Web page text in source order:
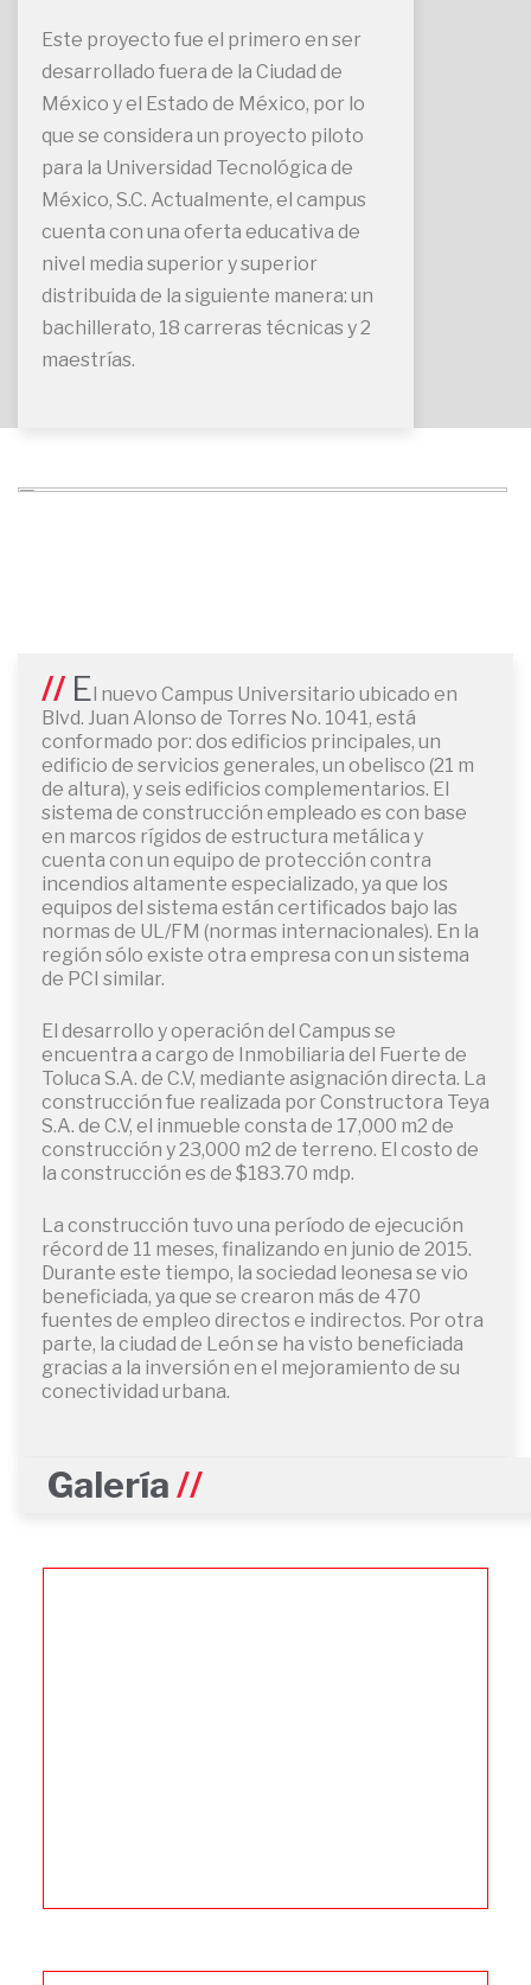
Este proyecto fue el primero en ser
desarrollado fuera de la Ciudad de
México y el Estado de México, por lo
que se considera un proyecto piloto
para la Universidad Tecnológica de
México, S.C. Actualmente, el campus
cuenta con una oferta educativa de
nivel media superior y superior
distribuida de la siguiente manera: un
bachillerato, 18 carreras técnicas y 2
maestrías.
El nuevo Campus Universitario ubicado en
Blvd. Juan Alonso de Torres No. 1041, está
conformado por: dos edificios principales, un
edificio de servicios generales, un obelisco (21 m
de altura), y seis edificios complementarios. El
sistema de construcción empleado es con base
en marcos rígidos de estructura metálica y
cuenta con un equipo de protección contra
incendios altamente especializado, ya que los
equipos del sistema están certificados bajo las
normas de UL/FM (normas internacionales). En la
región sólo existe otra empresa con un sistema
de PCI similar.
El desarrollo y operación del Campus se
encuentra a cargo de Inmobiliaria del Fuerte de
Toluca S.A. de C.V, mediante asignación directa. La
construcción fue realizada por Constructora Teya
S.A. de C.V, el inmueble consta de 17,000 m2 de
construcción y 23,000 m2 de terreno. El costo de
la construcción es de $183.70 mdp.
La construcción tuvo una período de ejecución
récord de 11 meses, finalizando en junio de 2015.
Durante este tiempo, la sociedad leonesa se vio
beneficiada, ya que se crearon más de 470
fuentes de empleo directos e indirectos. Por otra
parte, la ciudad de León se ha visto beneficiada
gracias a la inversión en el mejoramiento de su
conectividad urbana.
Galería